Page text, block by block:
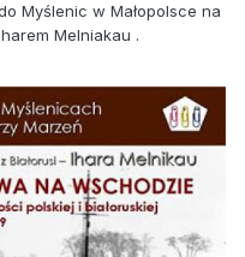
Myślenic w Małopolsce na
Melniakau .